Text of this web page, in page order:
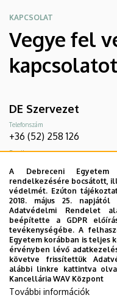
KAPCSOLAT
Vegye fel
kapcsolatot
DE Szervezet
Telefonszám
+36 (52) 258 126
Email
Cím
4032 Debrecen,
A Debreceni
rendelkezésére bocsátott,
védelmét. Ezúton
2018. május 25. napjától
Adatvédelmi Rendelet
beépítette a GDPR
tevékenységébe. A
Egyetem korábban is
érvényben lévő
követve frissítettük
alábbi linkre kattintva
Kancellária WAV Központ
További információk